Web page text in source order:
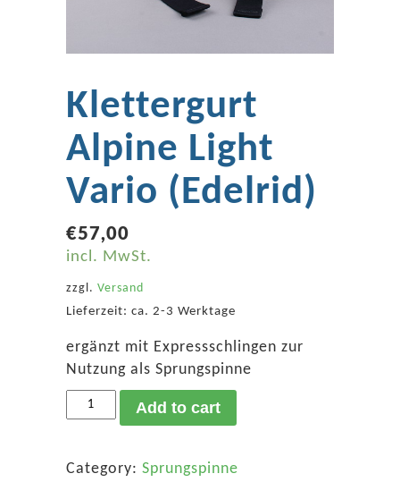
Klettergurt
Alpine Light
Vario (Edelrid)
€57,00
incl. MwSt.
zzgl. Versand
Lieferzeit: ca. 2-3 Werktage
ergänzt mit Expressschlingen zur
Nutzung als Sprungspinne
Klettergurt
Alpine
Vario
Add to cart
Category: Sprungspinne